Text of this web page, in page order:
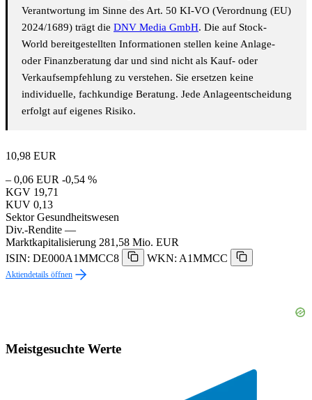
Verantwortung im Sinne des Art. 50 KI-VO (Verordnung (EU)
2024/1689) trägt die DNV Media GmbH. Die auf Stock-
World bereitgestellten Informationen stellen keine Anlage-
oder Finanzberatung dar und sind nicht als Kauf- oder
Verkaufsempfehlung zu verstehen. Sie ersetzen keine
individuelle, fachkundige Beratung. Jede Anlageentscheidung
erfolgt auf eigenes Risiko.
10,98 EUR
– 0,06 EUR -0,54 %
KGV 19,71
KUV 0,13
Sektor Gesundheitswesen
Div.-Rendite —
Marktkapitalisierung 281,58 Mio. EUR
ISIN: DE000A1MMCC8
WKN: A1MMCC
Aktiendetails öffnen
Meistgesuchte Werte